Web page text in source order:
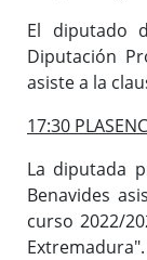
El diputado
Diputación
asiste a la
17:30
La diputada
Benavides
curso 2022/
Extremadura".